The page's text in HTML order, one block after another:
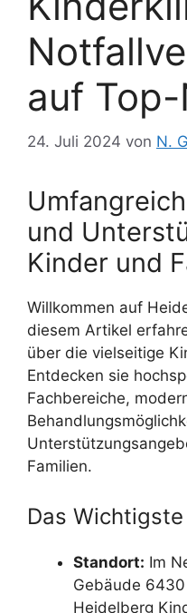
auf
24. Juli 2024 von N.
und
Kinder und
Willkommen auf
diesem Artikel
über die vielseitige
Entdecken sie
Fachbereiche,
Familien.
Das
Standort: Im
Gebäude
Heidelberg